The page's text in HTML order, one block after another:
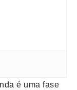
é uma fase